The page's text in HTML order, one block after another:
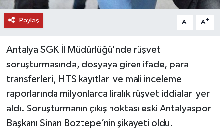
Paylaş A- A+
Antalya SGK İl Müdürlüğü'nde rüşvet
soruşturmasında, dosyaya giren ifade, para
transferleri, HTS kayıtları ve mali inceleme
raporlarında milyonlarca liralık rüşvet iddiaları yer
aldı. Soruşturmanın çıkış noktası eski Antalyaspor
Başkanı Sinan Boztepe’nin şikayeti oldu.
RESMİ İLAN
MAGAZİN